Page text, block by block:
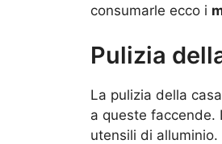
consumarle ecco i
Pulizia
La pulizia della
a queste faccende.
utensili di